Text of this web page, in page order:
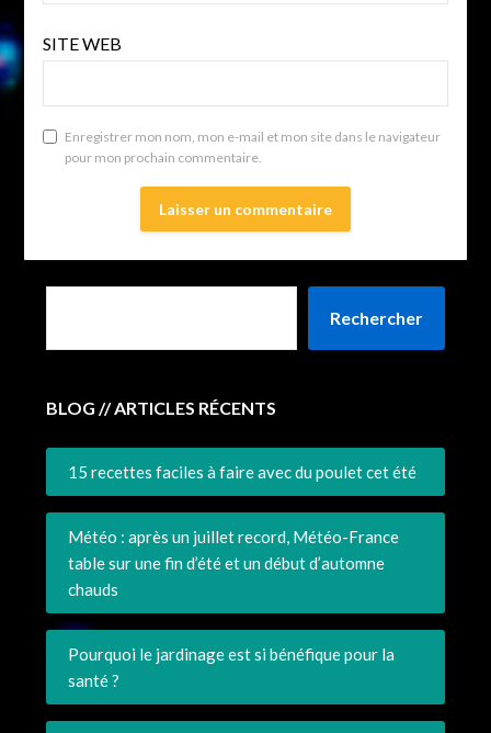
SITE WEB
Enregistrer mon nom, mon e-mail et mon site dans le navigateur
pour mon prochain commentaire.
Rechercher
BLOG // ARTICLES RÉCENTS
15 recettes faciles à faire avec du poulet cet été
Météo : après un juillet record, Météo-France
table sur une fin d’été et un début d’automne
chauds
Pourquoi le jardinage est si bénéfique pour la
santé ?